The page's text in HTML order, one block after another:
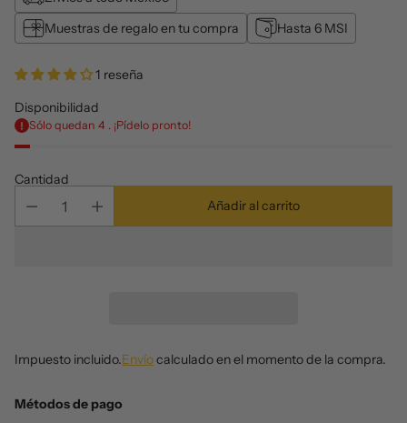
Muestras de regalo en tu compra
Hasta 6 MSI
1 reseña
Disponibilidad
Sólo quedan 4 . ¡Pídelo pronto!
Cantidad
Añadir al carrito
Impuesto incluido.Envíocalculado en el momento de la compra.
Métodos de pago